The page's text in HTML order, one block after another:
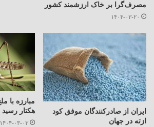
مصرف‌گرا بر خاک ارزشمند کشور
۱۴۰۴-۰۳-۲۰
ایران از صادرکنندگان موفق کود
ازته در جهان
هکتار رسید
۱۴۰۴-۰۳-۰۳